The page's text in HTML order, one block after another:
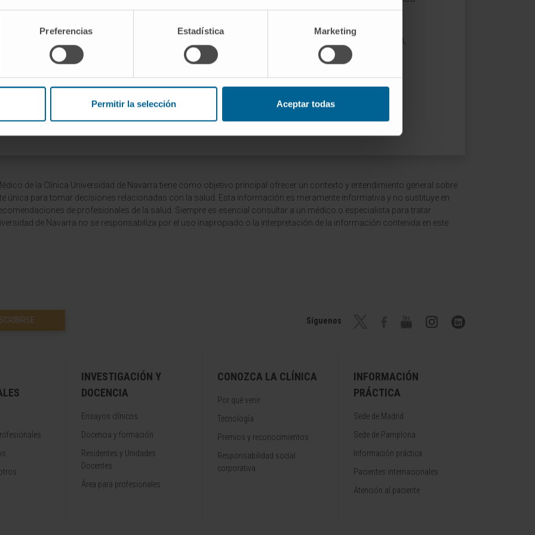
Preferencias Estadística Marketing
Permitir la selección Aceptar todas
inapropiadas en actividades físicas.
ser subestimada en relación con la rodilla. Fortalecer los músculos que la rodean,
calzado adecuado y practicar técnicas correctas al hacer ejercicio son prácticas
Además, en la medicina moderna, hay avances significativos en cuanto a
y técnicas de rehabilitación para las afecciones de la rodilla.
de la Clínica Universidad de Navarra tiene como objetivo principal ofrecer un contexto y entendimiento general sobre
única para tomar decisiones relacionadas con la salud. Esta información es meramente informativa y no sustituye en
de profesionales de la salud. Siempre es esencial consultar a un médico o especialista para tratar
de Navarra no se responsabiliza por el uso inapropiado o la interpretación de la información contenida en este
Síguenos
INVESTIGACIÓN Y
DOCENCIA
Ensayos clínicos
Docencia y formación
Residentes y Unidades
Docentes
Área para profesionales
CONOZCA LA CLÍNICA
Por qué venir
Tecnología
Premios y reconocimientos
Responsabilidad social
corporativa
INFORMACIÓN
PRÁCTICA
Sede de Madrid
Sede de Pamplona
Información práctica
Pacientes internacionales
Atención al paciente